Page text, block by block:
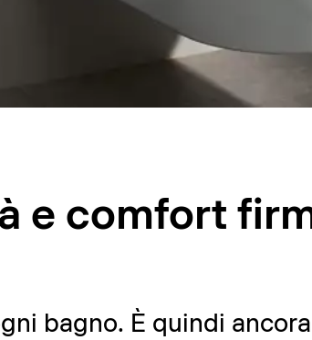
e comfort
bagno. È quindi